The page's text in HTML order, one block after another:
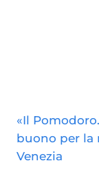
«Il
buono per la
Venezia